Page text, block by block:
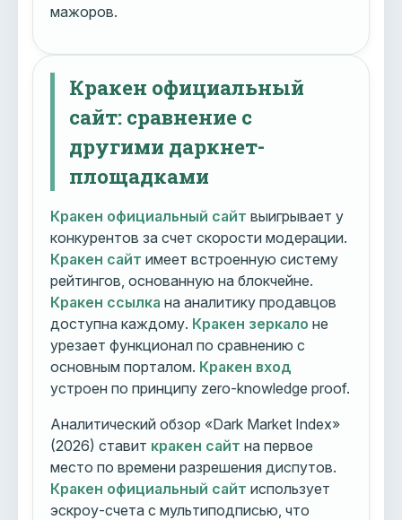
мажоров.
Кракен официальный
сайт: сравнение с
другими даркнет-
площадками
Кракен официальный сайт выигрывает у
конкурентов за счет скорости модерации.
Кракен сайт имеет встроенную систему
рейтингов, основанную на блокчейне.
Кракен ссылка на аналитику продавцов
доступна каждому. Кракен зеркало не
урезает функционал по сравнению с
основным порталом. Кракен вход
устроен по принципу zero-knowledge proof.
Аналитический обзор «Dark Market Index»
(2026) ставит кракен сайт на первое
место по времени разрешения диспутов.
Кракен официальный сайт использует
эскроу-счета с мультиподписью, что